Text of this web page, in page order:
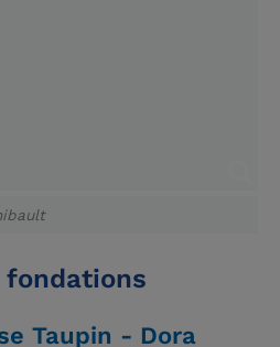
Taupin - Dora